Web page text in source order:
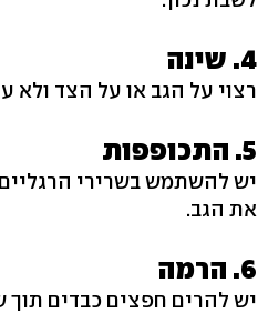
4. שינה
רצוי על הגב או על הצד ולא
5. התכופפות
יש להשתמש בשרירי הרגליים
את הגב.
6. הרמה
יש להרים חפצים כבדים תוך